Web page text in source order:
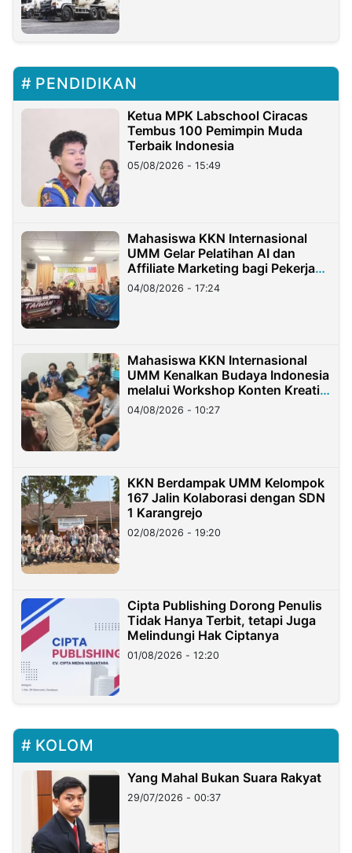
PENDIDIKAN
Ketua MPK Labschool Ciracas
Tembus 100 Pemimpin Muda
Terbaik Indonesia
05/08/2026 - 15:49
Mahasiswa KKN Internasional
UMM Gelar Pelatihan AI dan
Affiliate Marketing bagi Pekerja
Migran Indonesia di Taiwan
04/08/2026 - 17:24
Mahasiswa KKN Internasional
UMM Kenalkan Budaya Indonesia
melalui Workshop Konten Kreatif
di Taiwan
04/08/2026 - 10:27
KKN Berdampak UMM Kelompok
167 Jalin Kolaborasi dengan SDN
1 Karangrejo
02/08/2026 - 19:20
Cipta Publishing Dorong Penulis
Tidak Hanya Terbit, tetapi Juga
Melindungi Hak Ciptanya
01/08/2026 - 12:20
KOLOM
Yang Mahal Bukan Suara Rakyat
29/07/2026 - 00:37